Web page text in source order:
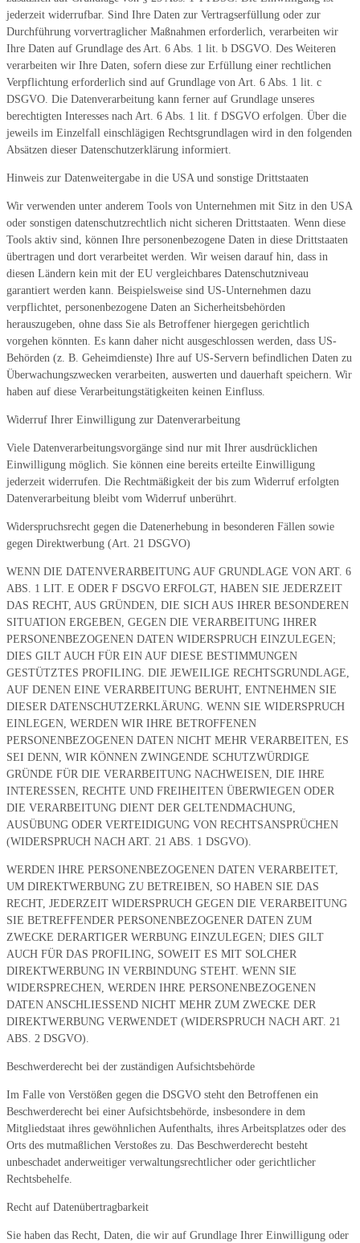
jederzeit widerrufbar. Sind Ihre Daten zur Vertragserfüllung oder zur
Durchführung vorvertraglicher Maßnahmen erforderlich, verarbeiten wir
Ihre Daten auf Grundlage des Art. 6 Abs. 1 lit. b DSGVO. Des Weiteren
verarbeiten wir Ihre Daten, sofern diese zur Erfüllung einer rechtlichen
Verpflichtung erforderlich sind auf Grundlage von Art. 6 Abs. 1 lit. c
DSGVO. Die Datenverarbeitung kann ferner auf Grundlage unseres
berechtigten Interesses nach Art. 6 Abs. 1 lit. f DSGVO erfolgen. Über die
jeweils im Einzelfall einschlägigen Rechtsgrundlagen wird in den folgenden
Absätzen dieser Datenschutzerklärung informiert.
Hinweis zur Datenweitergabe in die USA und sonstige Drittstaaten
Wir verwenden unter anderem Tools von Unternehmen mit Sitz in den USA
oder sonstigen datenschutzrechtlich nicht sicheren Drittstaaten. Wenn diese
Tools aktiv sind, können Ihre personenbezogene Daten in diese Drittstaaten
übertragen und dort verarbeitet werden. Wir weisen darauf hin, dass in
diesen Ländern kein mit der EU vergleichbares Datenschutzniveau
garantiert werden kann. Beispielsweise sind US-Unternehmen dazu
verpflichtet, personenbezogene Daten an Sicherheitsbehörden
herauszugeben, ohne dass Sie als Betroffener hiergegen gerichtlich
vorgehen könnten. Es kann daher nicht ausgeschlossen werden, dass US-
Behörden (z. B. Geheimdienste) Ihre auf US-Servern befindlichen Daten zu
Überwachungszwecken verarbeiten, auswerten und dauerhaft speichern. Wir
haben auf diese Verarbeitungstätigkeiten keinen Einfluss.
Widerruf Ihrer Einwilligung zur Datenverarbeitung
Viele Datenverarbeitungsvorgänge sind nur mit Ihrer ausdrücklichen
Einwilligung möglich. Sie können eine bereits erteilte Einwilligung
jederzeit widerrufen. Die Rechtmäßigkeit der bis zum Widerruf erfolgten
Datenverarbeitung bleibt vom Widerruf unberührt.
Widerspruchsrecht gegen die Datenerhebung in besonderen Fällen sowie
gegen Direktwerbung (Art. 21 DSGVO)
WENN DIE DATENVERARBEITUNG AUF GRUNDLAGE VON ART. 6
ABS. 1 LIT. E ODER F DSGVO ERFOLGT, HABEN SIE JEDERZEIT
DAS RECHT, AUS GRÜNDEN, DIE SICH AUS IHRER BESONDEREN
SITUATION ERGEBEN, GEGEN DIE VERARBEITUNG IHRER
PERSONENBEZOGENEN DATEN WIDERSPRUCH EINZULEGEN;
DIES GILT AUCH FÜR EIN AUF DIESE BESTIMMUNGEN
GESTÜTZTES PROFILING. DIE JEWEILIGE RECHTSGRUNDLAGE,
AUF DENEN EINE VERARBEITUNG BERUHT, ENTNEHMEN SIE
DIESER DATENSCHUTZERKLÄRUNG. WENN SIE WIDERSPRUCH
EINLEGEN, WERDEN WIR IHRE BETROFFENEN
PERSONENBEZOGENEN DATEN NICHT MEHR VERARBEITEN, ES
SEI DENN, WIR KÖNNEN ZWINGENDE SCHUTZWÜRDIGE
GRÜNDE FÜR DIE VERARBEITUNG NACHWEISEN, DIE IHRE
INTERESSEN, RECHTE UND FREIHEITEN ÜBERWIEGEN ODER
DIE VERARBEITUNG DIENT DER GELTENDMACHUNG,
AUSÜBUNG ODER VERTEIDIGUNG VON RECHTSANSPRÜCHEN
(WIDERSPRUCH NACH ART. 21 ABS. 1 DSGVO).
WERDEN IHRE PERSONENBEZOGENEN DATEN VERARBEITET,
UM DIREKTWERBUNG ZU BETREIBEN, SO HABEN SIE DAS
RECHT, JEDERZEIT WIDERSPRUCH GEGEN DIE VERARBEITUNG
SIE BETREFFENDER PERSONENBEZOGENER DATEN ZUM
ZWECKE DERARTIGER WERBUNG EINZULEGEN; DIES GILT
AUCH FÜR DAS PROFILING, SOWEIT ES MIT SOLCHER
DIREKTWERBUNG IN VERBINDUNG STEHT. WENN SIE
WIDERSPRECHEN, WERDEN IHRE PERSONENBEZOGENEN
DATEN ANSCHLIESSEND NICHT MEHR ZUM ZWECKE DER
DIREKTWERBUNG VERWENDET (WIDERSPRUCH NACH ART. 21
ABS. 2 DSGVO).
Beschwerderecht bei der zuständigen Aufsichtsbehörde
Im Falle von Verstößen gegen die DSGVO steht den Betroffenen ein
Beschwerderecht bei einer Aufsichtsbehörde, insbesondere in dem
Mitgliedstaat ihres gewöhnlichen Aufenthalts, ihres Arbeitsplatzes oder des
Orts des mutmaßlichen Verstoßes zu. Das Beschwerderecht besteht
unbeschadet anderweitiger verwaltungsrechtlicher oder gerichtlicher
Rechtsbehelfe.
Recht auf Datenübertragbarkeit
Sie haben das Recht, Daten, die wir auf Grundlage Ihrer Einwilligung oder